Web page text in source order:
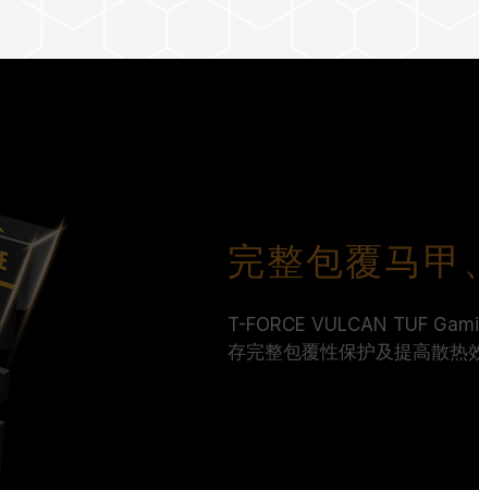
完整包覆马甲
T-FORCE VULCAN TUF
存完整包覆性保护及提高散热